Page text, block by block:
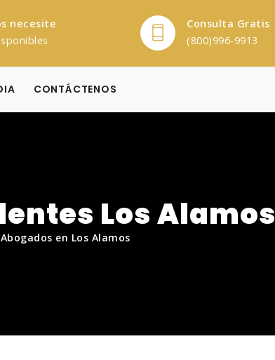
necesite
Consulta Gratis
(800)996-9913
CONTÁCTENOS
Los Alamos
Abogados en Los Alamos